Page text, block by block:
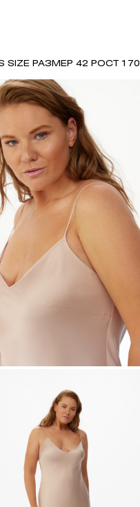
SIZE РАЗМЕР 42 РОСТ 170